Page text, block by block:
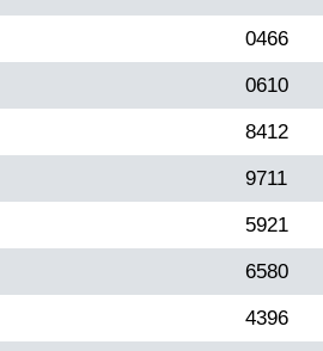
0466
0610
8412
9711
5921
6580
4396